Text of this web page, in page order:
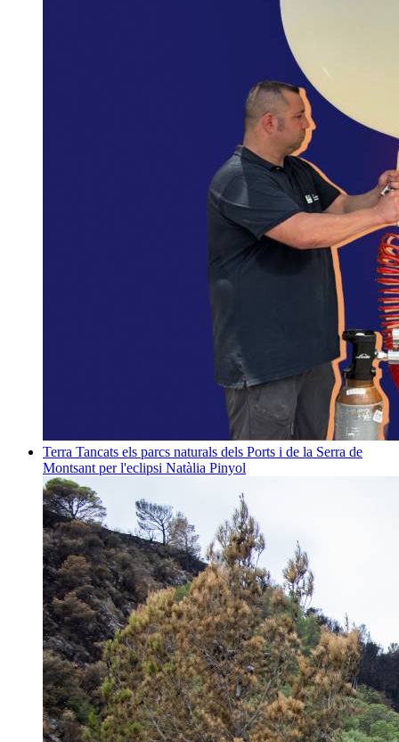
Terra Tancats els parcs naturals dels Ports i de la Serra de
Montsant per l'eclipsi Natàlia Pinyol